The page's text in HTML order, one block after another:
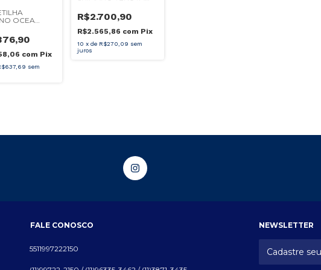
OCEA
NRHG
com Pix
sem
R$2.700,90
R$2.565,86 com Pix
10 x de R$270,09 sem
juros
FALE CONOSCO
5511997222150
NEWSLETTER